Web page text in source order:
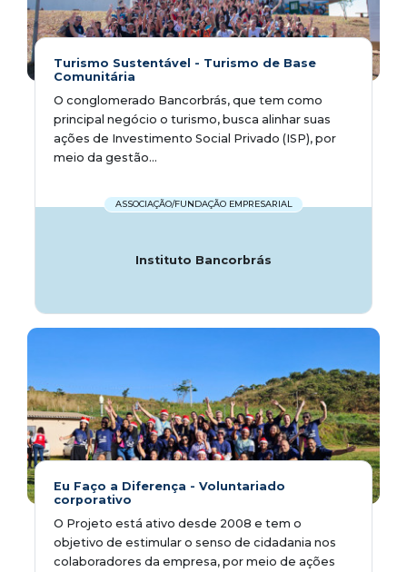
Turismo Sustentável - Turismo de Base
Comunitária
O conglomerado Bancorbrás, que tem como
principal negócio o turismo, busca alinhar suas
ações de Investimento Social Privado (ISP), por
meio da gestão...
ASSOCIAÇÃO/FUNDAÇÃO EMPRESARIAL
Instituto Bancorbrás
Eu Faço a Diferença - Voluntariado
corporativo
O Projeto está ativo desde 2008 e tem o
objetivo de estimular o senso de cidadania nos
colaboradores da empresa, por meio de ações